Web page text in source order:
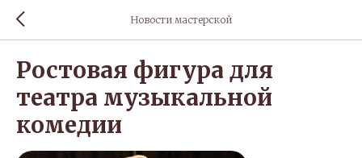
Новости мастерской
Ростовая фигура для
театра музыкальной
комедии